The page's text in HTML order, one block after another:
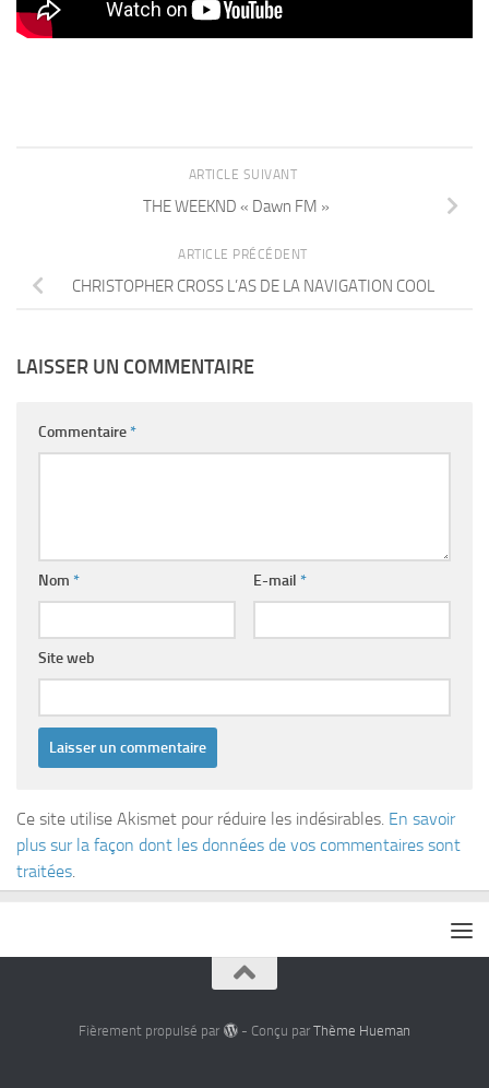
ARTICLE SUIVANT
THE WEEKND « Dawn FM »
ARTICLE PRÉCÉDENT
CHRISTOPHER CROSS L’AS DE LA NAVIGATION COOL
LAISSER UN COMMENTAIRE
Commentaire*
Nom * E-mail *
Site web
Ce site utilise Akismet pour réduire les indésirables. En savoir
plus sur la façon dont les données de vos commentaires sont
traitées.
Fièrement propulsé par - Conçu par Thème Hueman